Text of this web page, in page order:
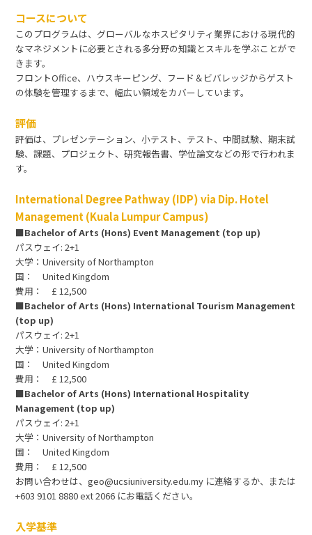
コースについて
このプログラムは、グローバルなホスピタリティ業界における現代的
なマネジメントに必要とされる多分野の知識とスキルを学ぶことがで
きます。
フロントOﬃce、ハウスキーピング、フード＆ビバレッジからゲスト
の体験を管理するまで、幅広い領域をカバーしています。
評価
評価は、プレゼンテーション、小テスト、テスト、中間試験、期末試
験、課題、プロジェクト、研究報告書、学位論文などの形で行われま
す。
International Degree Pathway (IDP) via Dip. Hotel
Management (Kuala Lumpur Campus)
■Bachelor of Arts (Hons) Event Management (top up)
パスウェイ: 2+1
大学：University of Northampton
国： United Kingdom
費用： £ 12,500
■Bachelor of Arts (Hons) International Tourism Management
(top up)
パスウェイ: 2+1
大学：University of Northampton
国： United Kingdom
費用： £ 12,500
■Bachelor of Arts (Hons) International Hospitality
Management (top up)
パスウェイ: 2+1
大学：University of Northampton
国： United Kingdom
費用： £ 12,500
お問い合わせは、geo@ucsiuniversity.edu.my に連絡するか、または
+603 9101 8880 ext 2066 にお電話ください。
入学基準